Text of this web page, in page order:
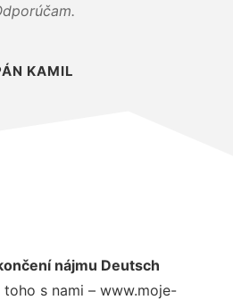
KAMIL
nájmu Deutsch
s nami – www.moje-